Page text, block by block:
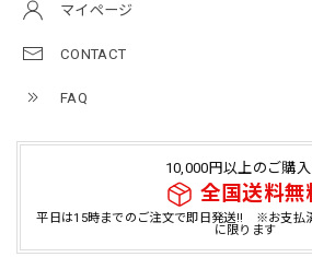
マイページ
CONTACT
FAQ
10,000円以上のご購
全国送料無
平日は15時までのご注文で即日発送!! ※お支払
に限ります